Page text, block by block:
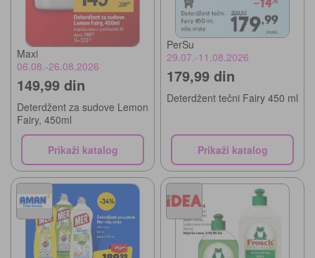
Maxi
06.08.-26.08.2026
149,99 din
Deterdžent za sudove Lemon
Fairy, 450ml
Prikaži katalog
PerSu
29.07.-11.08.2026
179,99 din
Deterdžent tečni Fairy 450 ml
Prikaži katalog